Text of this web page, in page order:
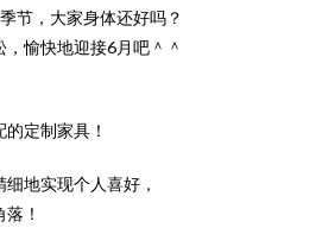
节，大家身体还好吗？
愉快地迎接6月吧＾＾
定制家具！
地实现个人喜好，
！